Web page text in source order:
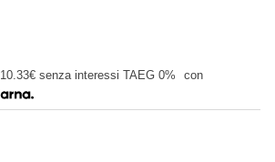
10.33€ senza interessi TAEG 0%
con